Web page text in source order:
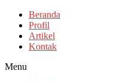
Beranda
Profil
Artikel
Kontak
Menu